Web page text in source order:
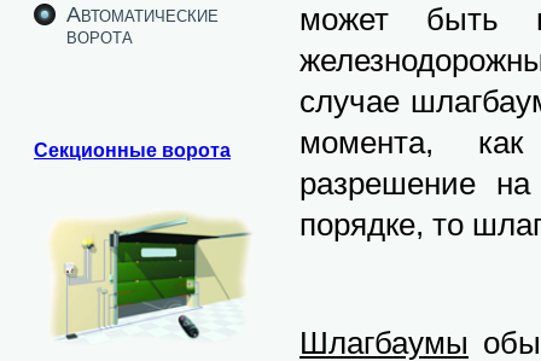
Автоматические
ворота
Секционные ворота
может быть
случае
момента,
разрешение
порядке, то
Шлагбаумы